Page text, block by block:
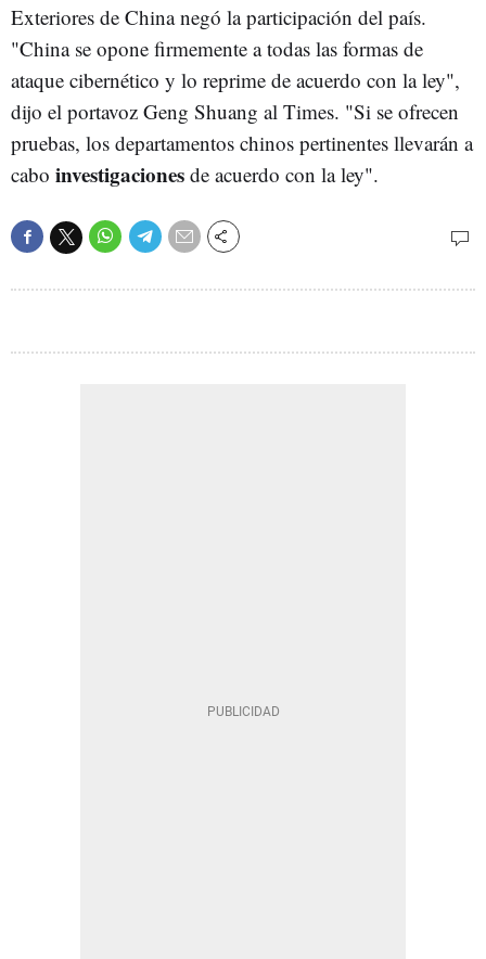
Exteriores de China negó la participación del país.
"China se opone firmemente a todas las formas de
ataque cibernético y lo reprime de acuerdo con la ley",
dijo el portavoz Geng Shuang al Times. "Si se ofrecen
pruebas, los departamentos chinos pertinentes llevarán a
cabo investigaciones de acuerdo con la ley".